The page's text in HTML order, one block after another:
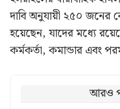
দাবি অনুযায়ী ২৫০ জনের
হয়েছেন, যাদের মধ্যে
কর্মকর্তা, কমান্ডার এবং
আরও